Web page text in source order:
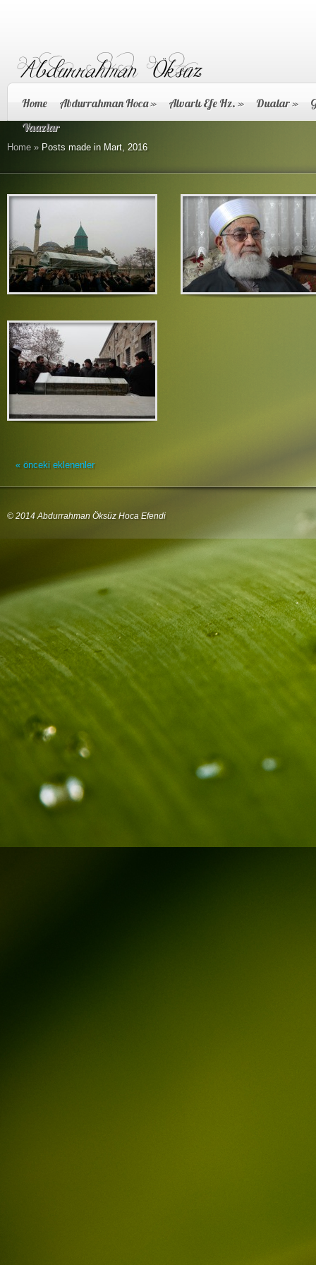
Home Abdurrahman Hoca» Alvarlı Efe Hz. » Dualar»
Vaazlar
Home » Posts made in Mart, 2016
« önceki eklenenler
© 2014 Abdurrahman Öksüz Hoca Efendi